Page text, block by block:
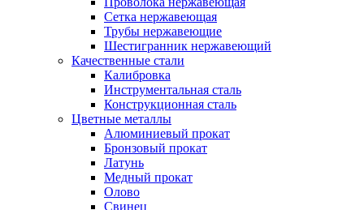
Сетка нержавеющая
Трубы нержавеющие
Шестигранник нержавеющий
Качественные стали
Калибровка
Инструментальная сталь
Конструкционная сталь
Цветные металлы
Алюминиевый прокат
Бронзовый прокат
Латунь
Медный прокат
Олово
Свинец